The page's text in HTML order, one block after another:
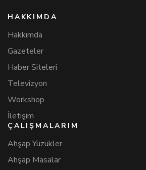
HAKKIMDA
Hakkımda
Gazeteler
Haber Siteleri
Televizyon
Workshop
İletişim
ÇALIŞMALARIM
Ahşap Yüzükler
Ahşap Masalar